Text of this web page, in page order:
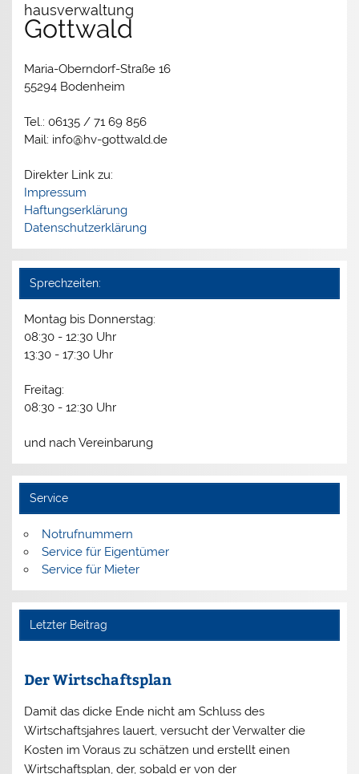
hausverwaltung
Gottwald
Maria-Oberndorf-Straße 16
55294 Bodenheim
Tel.: 06135 / 71 69 856
Mail: info@hv-gottwald.de
Direkter Link zu:
Impressum
Haftungserklärung
Datenschutzerklärung
Sprechzeiten:
Montag bis Donnerstag:
08:30 - 12:30 Uhr
13:30 - 17:30 Uhr
Freitag:
08:30 - 12:30 Uhr
und nach Vereinbarung
Service
Notrufnummern
Service für Eigentümer
Service für Mieter
Letzter Beitrag
Der Wirtschaftsplan
Damit das dicke Ende nicht am Schluss des
Wirtschaftsjahres lauert, versucht der Verwalter die
Kosten im Voraus zu schätzen und erstellt einen
Wirtschaftsplan, der, sobald er von der